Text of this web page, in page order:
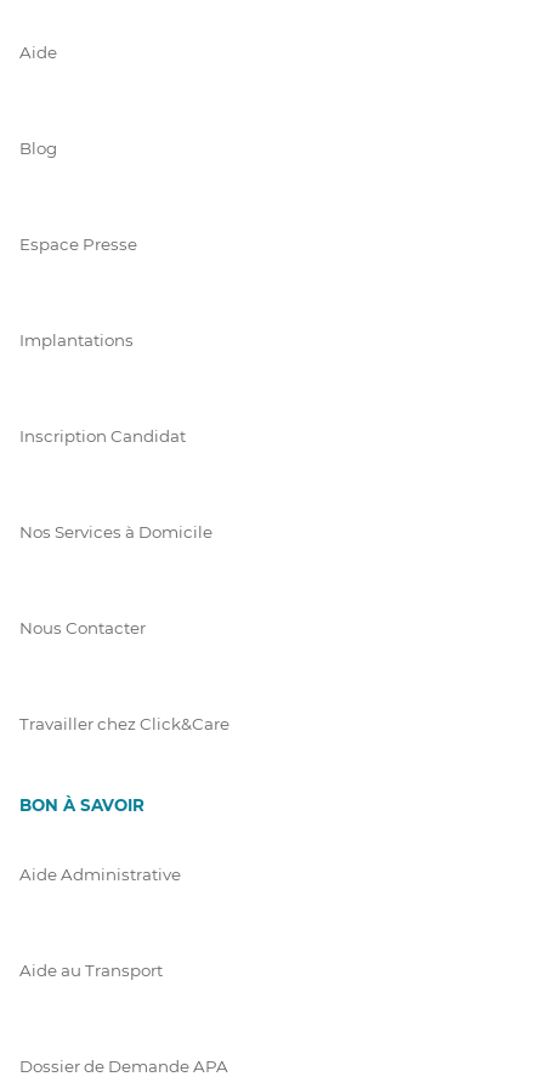
Aide
Blog
Espace Presse
Implantations
Inscription Candidat
Nos Services à Domicile
Nous Contacter
Travailler chez Click&Care
BON À SAVOIR
Aide Administrative
Aide au Transport
Dossier de Demande APA